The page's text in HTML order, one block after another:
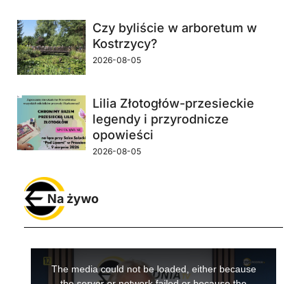
Czy byliście w arboretum w
Kostrzycy?
2026-08-05
Lilia Złotogłów-przesieckie
legendy i przyrodnicze
opowieści
2026-08-05
Na żywo